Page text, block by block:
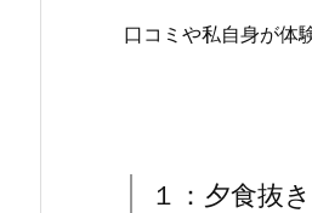
口コミや私自身が体
１：夕食抜